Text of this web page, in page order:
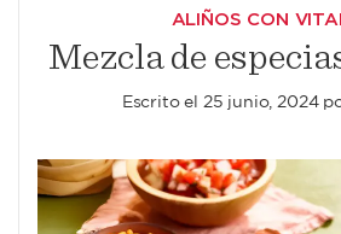
ALIÑOS CON
Mezcla de
Escrito el 25 junio, 2024